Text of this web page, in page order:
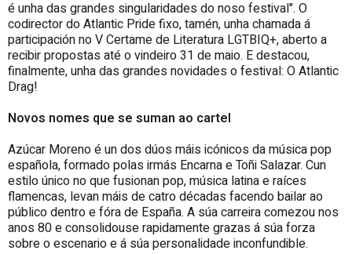
é unha das grandes singularidades do noso festival". O
codirector do Atlantic Pride fixo, tamén, unha chamada á
participación no V Certame de Literatura LGTBIQ+, aberto a
recibir propostas até o vindeiro 31 de maio. E destacou,
finalmente, unha das grandes novidades o festival: O Atlantic
Drag!
Novos nomes que se suman ao cartel
Azúcar Moreno é un dos dúos máis icónicos da música pop
española, formado polas irmás Encarna e Toñi Salazar. Cun
estilo único no que fusionan pop, música latina e raíces
flamencas, levan máis de catro décadas facendo bailar ao
público dentro e fóra de España. A súa carreira comezou nos
anos 80 e consolidouse rapidamente grazas á súa forza
sobre o escenario e á súa personalidade inconfundible.